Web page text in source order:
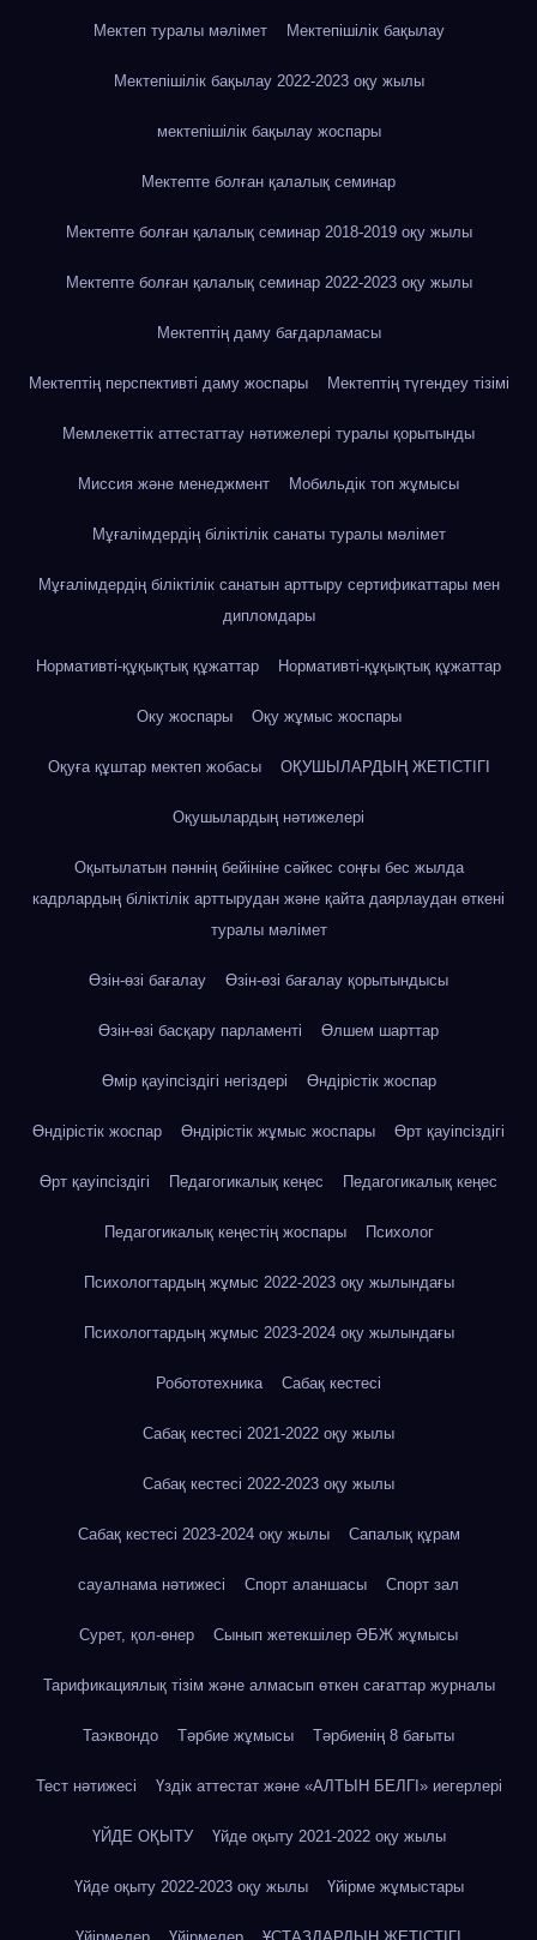
Мектеп туралы мәлімет Мектепішілік бақылау
Мектепішілік бақылау 2022-2023 оқу жылы
мектепішілік бақылау жоспары
Мектепте болған қалалық семинар
Мектепте болған қалалық семинар 2018-2019 оқу жылы
Мектепте болған қалалық семинар 2022-2023 оқу жылы
Мектептің даму бағдарламасы
Мектептің перспективті даму жоспары Мектептің түгендеу тізімі
Мемлекеттік аттестаттау нәтижелері туралы қорытынды
Миссия және менеджмент Мобильдік топ жұмысы
Мұғалімдердің біліктілік санаты туралы мәлімет
Мұғалімдердің біліктілік санатын арттыру сертификаттары мен
дипломдары
Нормативті-құқықтық құжаттар Нормативті-құқықтық құжаттар
Оку жоспары Оқу жұмыс жоспары
Оқуға құштар мектеп жобасы ОҚУШЫЛАРДЫҢ ЖЕТІСТІГІ
Оқушылардың нәтижелері
Оқытылатын пәннің бейініне сәйкес соңғы бес жылда
кадрлардың біліктілік арттырудан және қайта даярлаудан өткені
туралы мәлімет
Өзін-өзі бағалау Өзін-өзі бағалау қорытындысы
Өзін-өзі басқару парламенті Өлшем шарттар
Өмір қауіпсіздігі негіздері Өндірістік жоспар
Өндірістік жоспар Өндірістік жұмыс жоспары Өрт қауіпсіздігі
Өрт қауіпсіздігі Педагогикалық кеңес Педагогикалық кеңес
Педагогикалық кеңестің жоспары Психолог
Психологтардың жұмыс 2022-2023 оқу жылындағы
Психологтардың жұмыс 2023-2024 оқу жылындағы
Робототехника Сабақ кестесі
Сабақ кестесі 2021-2022 оқу жылы
Сабақ кестесі 2022-2023 оқу жылы
Сабақ кестесі 2023-2024 оқу жылы Сапалық құрам
сауалнама нәтижесі Спорт аланшасы Спорт зал
Сурет, қол-өнер Сынып жетекшілер ӘБЖ жұмысы
Тарификациялық тізім және алмасып өткен сағаттар журналы
Таэквондо Тәрбие жұмысы Тәрбиенің 8 бағыты
Тест нәтижесі Үздік аттестат және «АЛТЫН БЕЛГІ» иегерлері
ҮЙДЕ ОҚЫТУ Үйде оқыту 2021-2022 оқу жылы
Үйде оқыту 2022-2023 оқу жылы Үйірме жұмыстары